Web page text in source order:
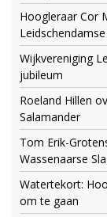
Hoogleraar Cor
Wijkvereniging
jubileum
Roeland Hillen
Salamander
Tom Erik-
Wassenaarse
Watertekort:
om te gaan